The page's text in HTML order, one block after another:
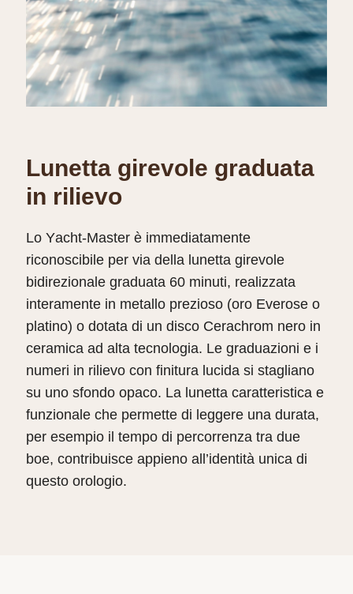
Lunetta girevole graduata
in rilievo
Lo Yacht‑Master è immediatamente
riconoscibile per via della lunetta girevole
bidirezionale graduata 60 minuti, realizzata
interamente in metallo prezioso (oro Everose o
platino) o dotata di un disco Cerachrom nero in
ceramica ad alta tecnologia. Le graduazioni e i
numeri in rilievo con finitura lucida si stagliano
su uno sfondo opaco. La lunetta caratteristica e
funzionale che permette di leggere una durata,
per esempio il tempo di percorrenza tra due
boe, contribuisce appieno all’identità unica di
questo orologio.